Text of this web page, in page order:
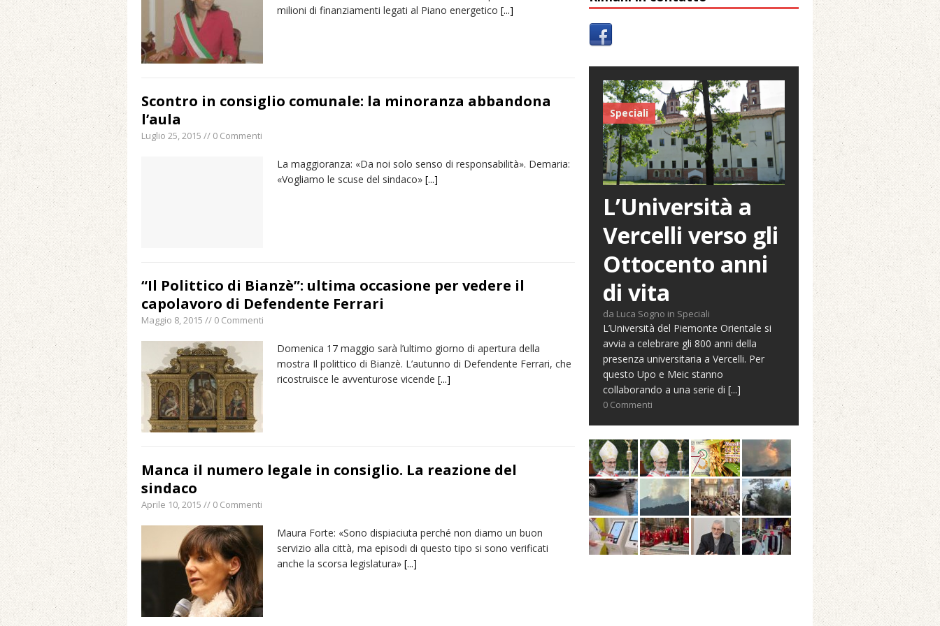
milioni di finanziamenti legati al Piano energetico [...]
Scontro in consiglio comunale: la minoranza abbandona
l’aula
Luglio 25, 2015 // 0 Commenti
La maggioranza: «Da noi solo senso di responsabilità». Demaria:
«Vogliamo le scuse del sindaco» [...]
“Il Polittico di Bianzè”: ultima occasione per vedere il
capolavoro di Defendente Ferrari
Maggio 8, 2015 // 0 Commenti
Domenica 17 maggio sarà l’ultimo giorno di apertura della
mostra Il polittico di Bianzè. L’autunno di Defendente Ferrari, che
ricostruisce le avventurose vicende [...]
Manca il numero legale in consiglio. La reazione del
sindaco
Aprile 10, 2015 // 0 Commenti
Maura Forte: «Sono dispiaciuta perché non diamo un buon
servizio alla città, ma episodi di questo tipo si sono verificati
anche la scorsa legislatura» [...]
Speciali
L’Università a
Vercelli verso gli
Ottocento anni
di vita
da Luca Sogno in Speciali
L’Università del Piemonte Orientale si
avvia a celebrare gli 800 anni della
presenza universitaria a Vercelli. Per
questo Upo e Meic stanno
collaborando a una serie di [...]
0 Commenti